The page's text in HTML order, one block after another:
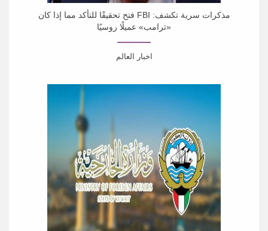
كشفت مذكرات رُفعت عنها السرية، الأربعاء، أن مكتب التحقيقات
الفيدرالي (FBI) فتح عام 2017 تحقيقاً...
مذكرات سرية تكشف: FBI فتح تحقيقًا للتأكد مما إذا كان
«ترامب» عميلًا روسيًا
اخبار العالم